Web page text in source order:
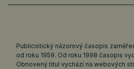
Publicistický názorový časopis
od roku 1959. Od roku 1998 časopis
Obnovený titul vychází na webových